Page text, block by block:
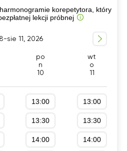
Java
Minecraft)
СSS/JS)
korepetytora, który
lekcji próbnej
sie 11, 2026
po
n
10
wt
o
11
13:00
13:30
14:00
13:00
13:30
14:00